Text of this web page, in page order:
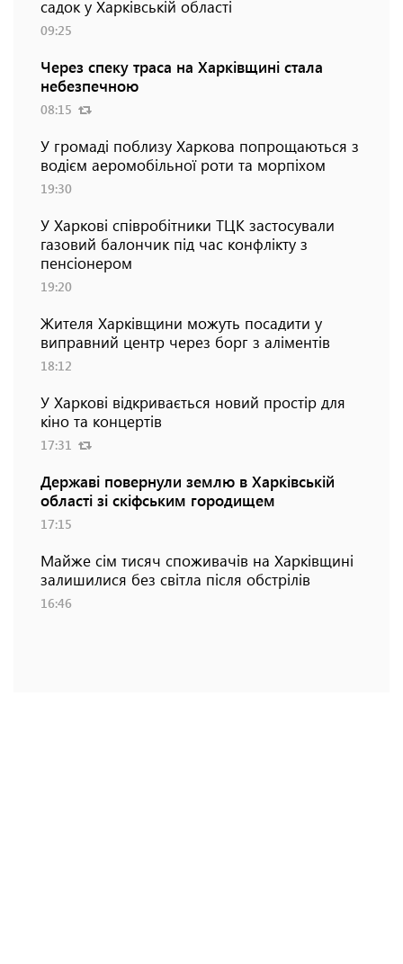
садок у Харківській області
09:25
Через спеку траса на Харківщині стала
небезпечною
08:15
У громаді поблизу Харкова попрощаються з
водієм аеромобільної роти та морпіхом
19:30
У Харкові співробітники ТЦК застосували
газовий балончик під час конфлікту з
пенсіонером
19:20
Жителя Харківщини можуть посадити у
виправний центр через борг з аліментів
18:12
У Харкові відкривається новий простір для
кіно та концертів
17:31
Державі повернули землю в Харківській
області зі скіфським городищем
17:15
Майже сім тисяч споживачів на Харківщині
залишилися без світла після обстрілів
16:46